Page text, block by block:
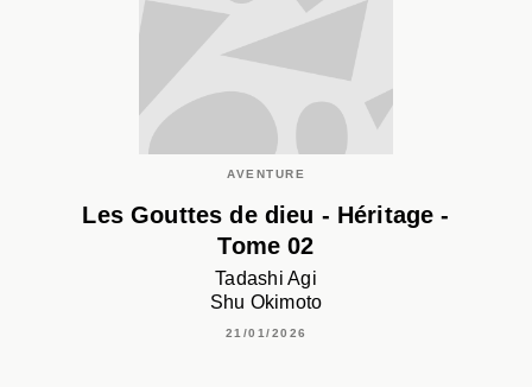
AVENTURE
Les Gouttes de dieu - Héritage -
Tome 02
Tadashi Agi
Shu Okimoto
21/01/2026